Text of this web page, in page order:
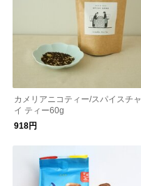
カメリアニコティー/スパイスチャ
イ ティー60g
918円